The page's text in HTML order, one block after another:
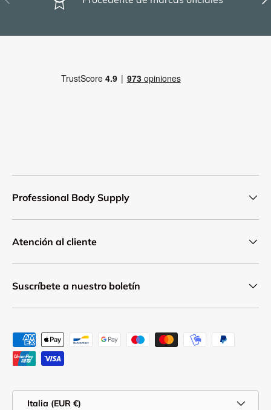
Professional Body Supply
Atención al cliente
Suscríbete a nuestro boletín
Formas de pago aceptadas
Italia (EUR €)